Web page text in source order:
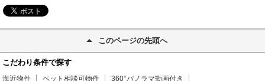
このページの先頭へ
こだわり条件で探す
海近物件 ペット相談可物件
360°パノラマ動画付き